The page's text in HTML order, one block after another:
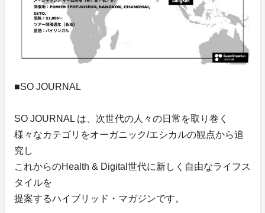
■SO JOURNAL
SO JOURNAL は、次世代の人々の日常を取り巻く
様々なカテゴリをオーガニック/エシカルの観点から追
究し
これからのHealth & Digital世代に新しく自由なライフス
タイルを
提案するハイブリッド・マガジンです。